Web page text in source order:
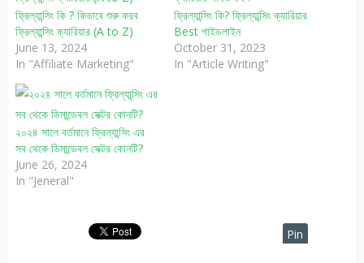
ফ্রিল্যান্সিং কি ? কিভাবে শুরু করব
ফ্রিল্যান্সিং ক্যারিয়ার (A to Z)
June 13, 2024
In "Affiliate Marketing"
ফ্রিল্যান্সিং কি? ফ্রিল্যান্সিং ক্যারিয়ার
Best গাইডলাইন
October 31, 2023
In "Article Writing"
২০২৪ সালে বর্তমানে ফ্রিল্যান্সিং এর
সব থেকে ডিমান্ডেবল সেক্টর কোনটি?
June 26, 2024
In "Jeneral"
Pin